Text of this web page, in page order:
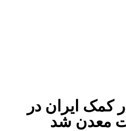
کمک ایران در
معدن شد